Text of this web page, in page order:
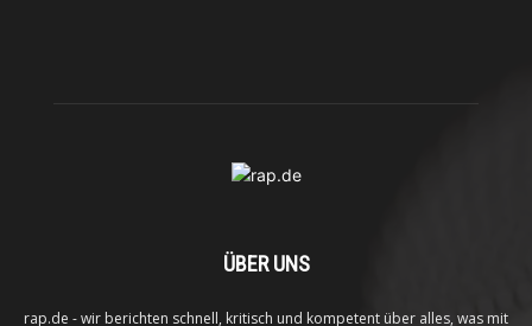
ÜBER UNS
rap.de - wir berichten schnell, kritisch und kompetent über alles, was mit